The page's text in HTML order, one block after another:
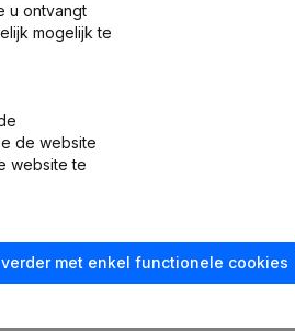
- Denomination - Ontslagnemingen,
u ontvangt
mogelijk te
de website
website te
verder met enkel functionele cookies